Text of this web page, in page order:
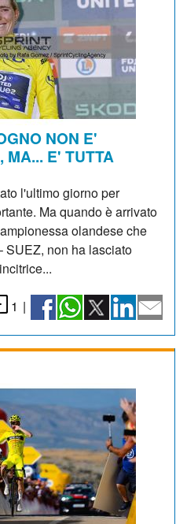
NON E'
MA... E' TUTTA
l'ultimo giorno per
Ma quando è arrivato
olandese che
SUEZ, non ha lasciato
1 |